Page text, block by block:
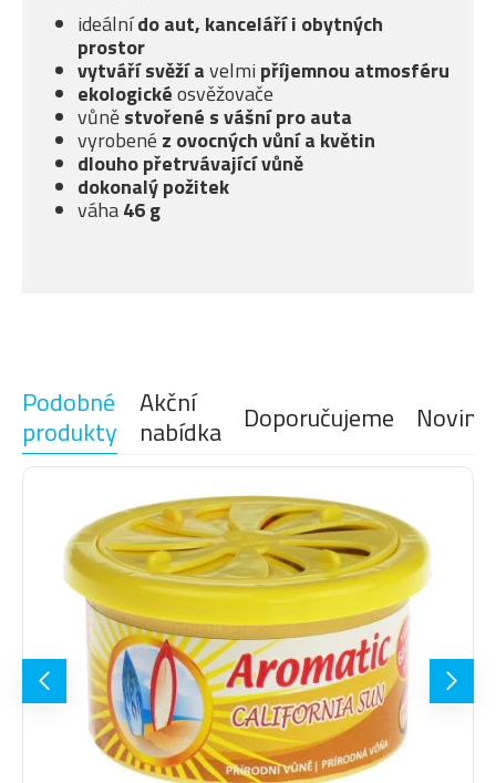
ideálnído aut, kanceláří i obytných
prostor
vytváří svěží avelmi příjemnou atmosféru
ekologickéosvěžovače
vůněstvořené s vášní pro auta
vyrobené z ovocných vůní a květin
dlouho přetrvávající vůně
dokonalý požitek
váha46 g
Podobné
produkty
Akční
nabídka Doporučujeme